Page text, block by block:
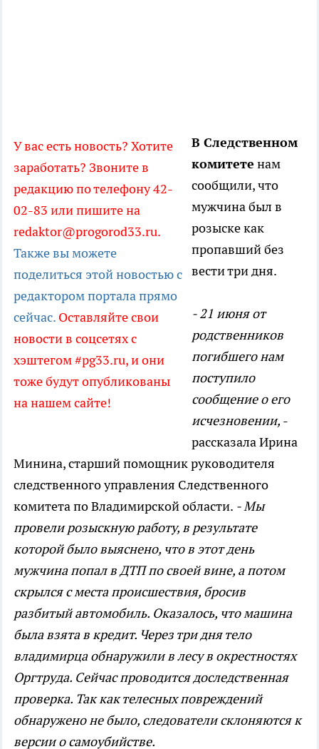
У вас есть новость? Хотите
заработать? Звоните в
редакцию по телефону 42-
02-83 или пишите на
redaktor@progorod33.ru.
Также вы можете
поделиться этой новостью с
редактором портала прямо
сейчас. Оставляйте свои
новости в соцсетях с
хэштегом #pg33.ru, и они
тоже будут опубликованы
на нашем сайте!
В Следственном
комитете нам
сообщили, что
мужчина был в
розыске как
пропавший без
вести три дня.
- 21 июня от
родственников
погибшего нам
поступило
сообщение о его
исчезновении, -
рассказала Ирина
Минина, старший помощник руководителя
следственного управления Следственного
комитета по Владимирской области. - Мы
провели розыскную работу, в результате
которой было выяснено, что в этот день
мужчина попал в ДТП по своей вине, а потом
скрылся с места происшествия, бросив
разбитый автомобиль. Оказалось, что машина
была взята в кредит. Через три дня тело
владимирца обнаружили в лесу в окрестностях
Оргтруда. Сейчас проводится доследственная
проверка. Так как телесных повреждений
обнаружено не было, следователи склоняются к
версии о самоубийстве.